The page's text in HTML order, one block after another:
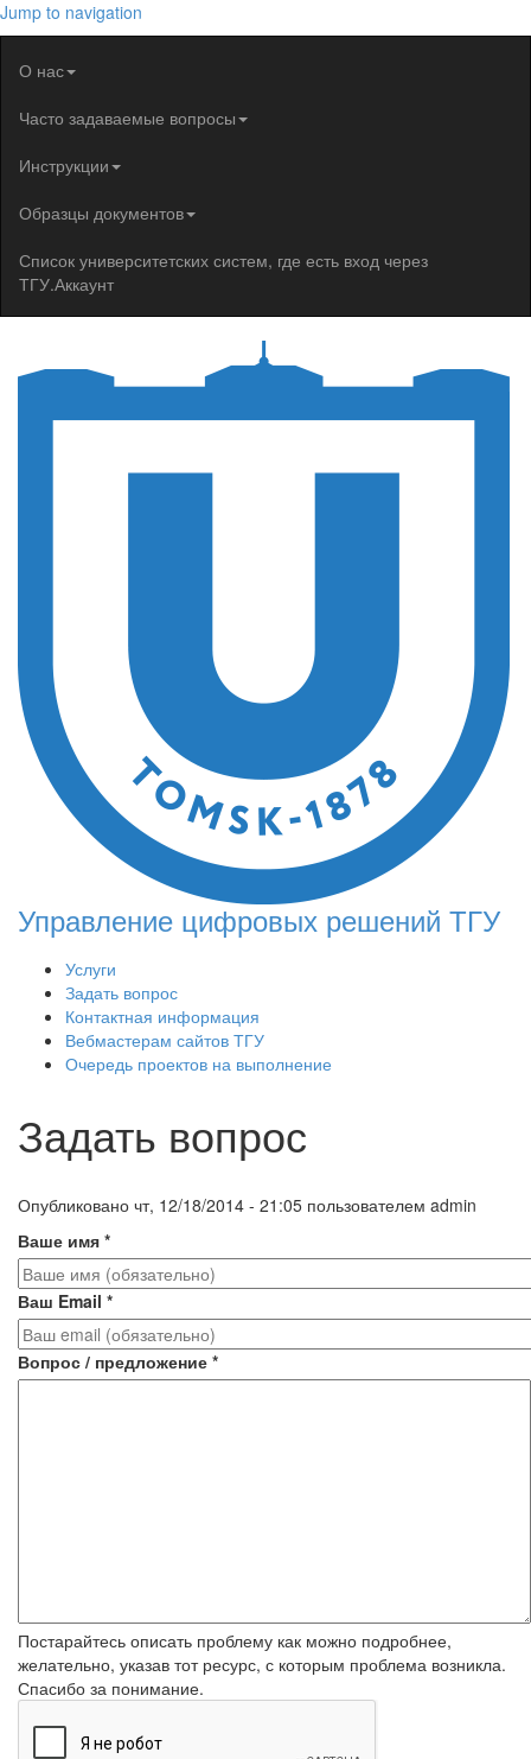
Jump to navigation
О нас
Часто задаваемые вопросы
Инструкции
Образцы документов
Список университетских систем, где есть вход через
ТГУ.Аккаунт
Управление цифровых решений ТГУ
Услуги
Задать вопрос
Контактная информация
Вебмастерам сайтов ТГУ
Очередь проектов на выполнение
Задать вопрос
Опубликовано чт, 12/18/2014 - 21:05 пользователем admin
Ваше имя *
Ваш Email *
Вопрос / предложение *
Постарайтесь описать проблему как можно подробнее,
желательно, указав тот ресурс, с которым проблема возникла.
Спасибо за понимание.